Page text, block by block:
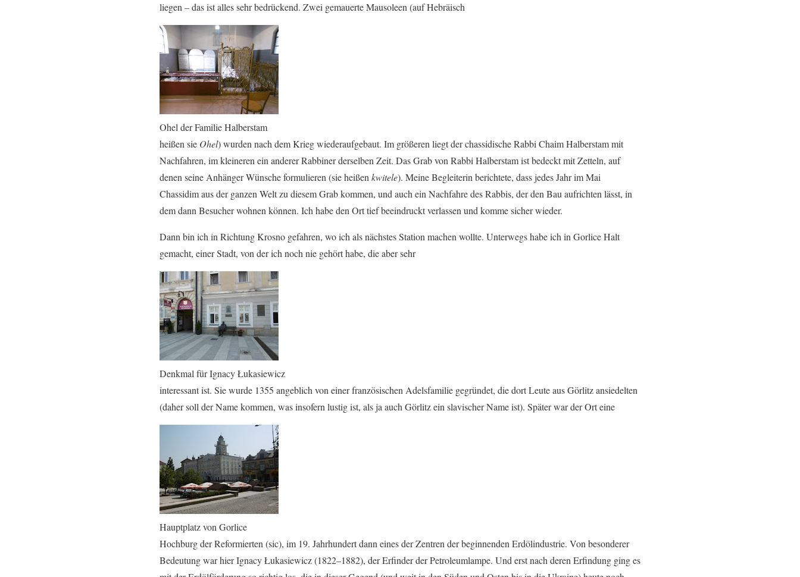
liegen – das ist alles sehr bedrückend. Zwei gemauerte Mausoleen (auf Hebräisch
Ohel der Familie Halberstam
heißen sie Ohel) wurden nach dem Krieg wiederaufgebaut. Im größeren liegt der chassidische Rabbi Chaim Halberstam mit
Nachfahren, im kleineren ein anderer Rabbiner derselben Zeit. Das Grab von Rabbi Halberstam ist bedeckt mit Zetteln, auf
denen seine Anhänger Wünsche formulieren (sie heißen kwitele). Meine Begleiterin berichtete, dass jedes Jahr im Mai
Chassidim aus der ganzen Welt zu diesem Grab kommen, und auch ein Nachfahre des Rabbis, der den Bau aufrichten lässt, in
dem dann Besucher wohnen können. Ich habe den Ort tief beeindruckt verlassen und komme sicher wieder.
Dann bin ich in Richtung Krosno gefahren, wo ich als nächstes Station machen wollte. Unterwegs habe ich in Gorlice Halt
gemacht, einer Stadt, von der ich noch nie gehört habe, die aber sehr
Denkmal für Ignacy Łukasiewicz
interessant ist. Sie wurde 1355 angeblich von einer französischen Adelsfamilie gegründet, die dort Leute aus Görlitz ansiedelten
(daher soll der Name kommen, was insofern lustig ist, als ja auch Görlitz ein slavischer Name ist). Später war der Ort eine
Hauptplatz von Gorlice
Hochburg der Reformierten (sic), im 19. Jahrhundert dann eines der Zentren der beginnenden Erdölindustrie. Von besonderer
Bedeutung war hier Ignacy Łukasiewicz (1822–1882), der Erfinder der Petroleumlampe. Und erst nach deren Erfindung ging es